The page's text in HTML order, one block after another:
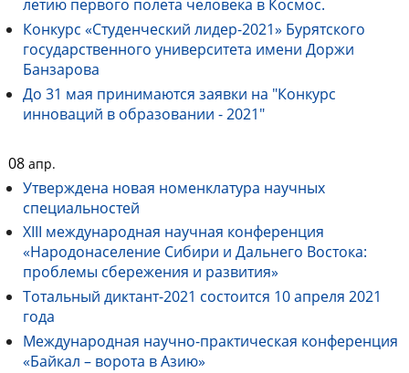
летию первого полета человека в Космос.
Конкурс «Студенческий лидер-2021» Бурятского
государственного университета имени Доржи
Банзарова
До 31 мая принимаются заявки на "Конкурс
инноваций в образовании - 2021"
08 апр.
Утверждена новая номенклатура научных
специальностей
XIII международная научная конференция
«Народонаселение Сибири и Дальнего Востока:
проблемы сбережения и развития»
Тотальный диктант-2021 состоится 10 апреля 2021
года
Международная научно-практическая конференция
«Байкал – ворота в Азию»